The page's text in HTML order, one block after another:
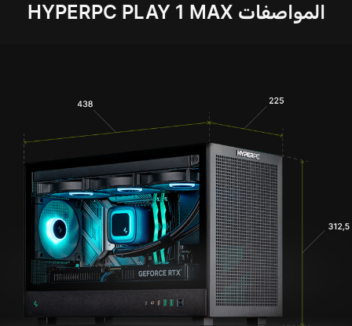
المواصفات HYPERPC PLAY 1 MAX